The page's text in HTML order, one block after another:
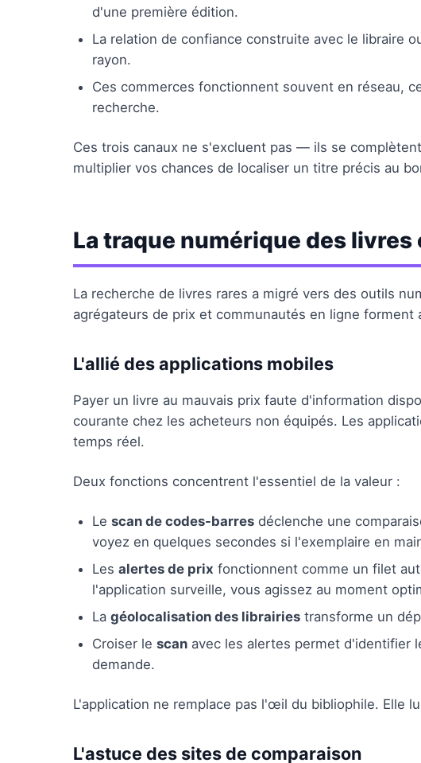
d'une première édition.
La relation de confiance construite avec le libraire
rayon.
Ces commerces fonctionnent souvent en réseau,
recherche.
Ces trois canaux ne s'excluent pas — ils se
multiplier vos chances de localiser un titre précis au
La traque numérique des livres
La recherche de livres rares a migré vers des outils
agrégateurs de prix et communautés en ligne
L'allié des applications mobiles
Payer un livre au mauvais prix faute d'information
courante chez les acheteurs non équipés. Les
temps réel.
Deux fonctions concentrent l'essentiel de la valeur :
Le scan de codes-barres déclenche une
voyez en quelques secondes si l'exemplaire en
Les alertes de prix fonctionnent comme un filet
l'application surveille, vous agissez au moment
La géolocalisation des librairies transforme un
Croiser le scan avec les alertes permet d'identifier
demande.
L'application ne remplace pas l'œil du bibliophile. Elle
L'astuce des sites de comparaison